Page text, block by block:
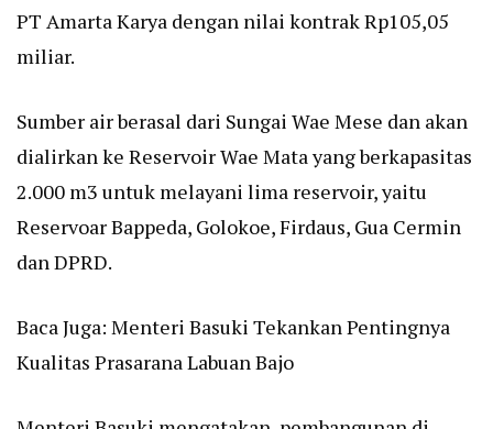
PT Amarta Karya dengan nilai kontrak Rp105,05
miliar.
Sumber air berasal dari Sungai Wae Mese dan akan
dialirkan ke Reservoir Wae Mata yang berkapasitas
2.000 m3 untuk melayani lima reservoir, yaitu
Reservoar Bappeda, Golokoe, Firdaus, Gua Cermin
dan DPRD.
Baca Juga: Menteri Basuki Tekankan Pentingnya
Kualitas Prasarana Labuan Bajo